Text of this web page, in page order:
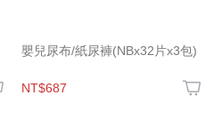
嬰兒尿布/紙尿褲(NBx32片x3包)
NT$687